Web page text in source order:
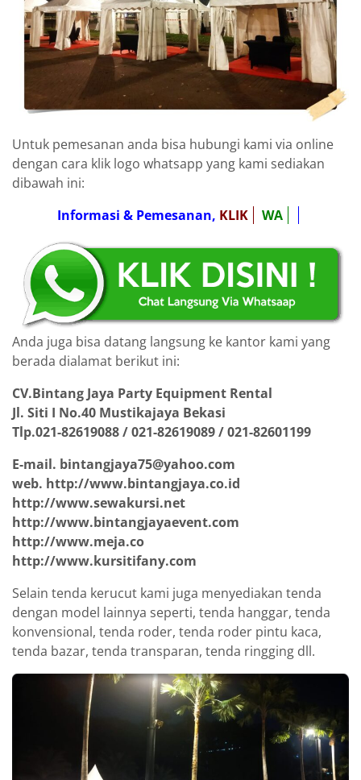
Untuk pemesanan anda bisa hubungi kami via online
dengan cara klik logo whatsapp yang kami sediakan
dibawah ini:
Informasi & Pemesanan, KLIK WA
Anda juga bisa datang langsung ke kantor kami yang
berada dialamat berikut ini:
CV.Bintang Jaya Party Equipment Rental
Jl. Siti I No.40 Mustikajaya Bekasi
Tlp.021-82619088 / 021-82619089 / 021-82601199
E-mail. bintangjaya75@yahoo.com
web. http://www.bintangjaya.co.id
http://www.sewakursi.net
http://www.bintangjayaevent.com
http://www.meja.co
http://www.kursitifany.com
Selain tenda kerucut kami juga menyediakan tenda
dengan model lainnya seperti, tenda hanggar, tenda
konvensional, tenda roder, tenda roder pintu kaca,
tenda bazar, tenda transparan, tenda ringging dll.